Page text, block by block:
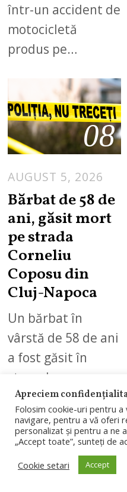
într-un accident de
motocicletă
produs pe…
08
AUGUST 5, 2026
Bărbat de 58 de
ani, găsit mort
pe strada
Corneliu
Coposu din
Cluj-Napoca
Un bărbat în
vârstă de 58 de ani
a fost găsit în
stare de
inconștiență, marți
dimineață, 4
august 2026, pe
Apreciem
Folosim cookie-uri pentru
navigare, pentru a vă oferi
personalizat și pentru a ne
„Accept toate”, sunteți de
Cookie setari
Accept